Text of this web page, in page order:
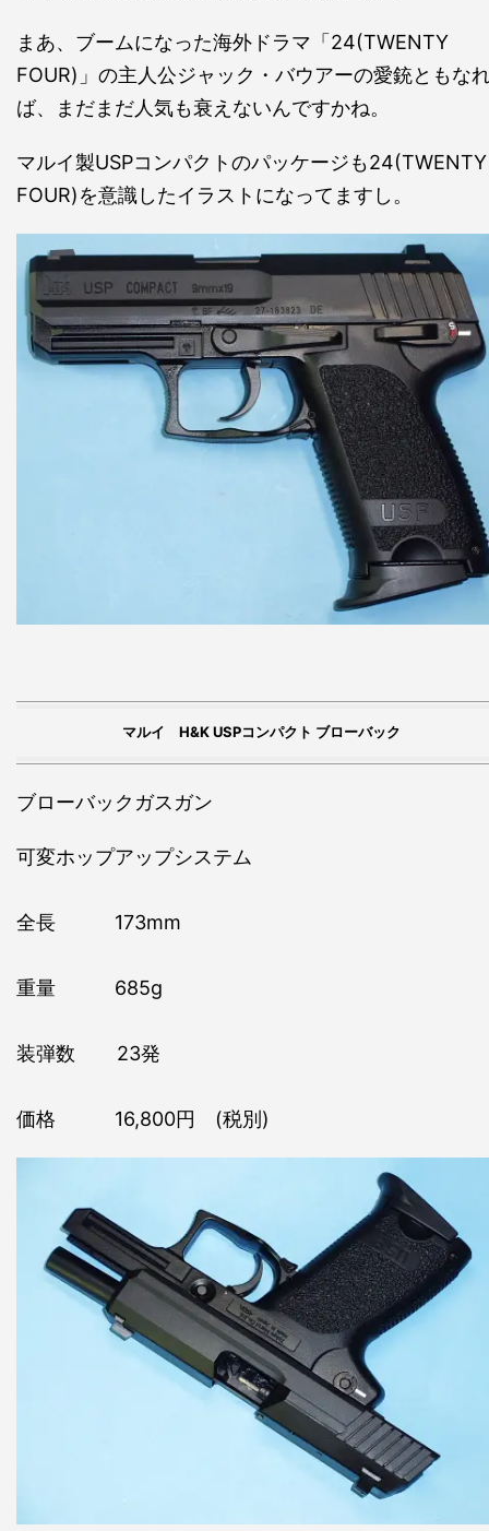
まあ、ブームになった海外ドラマ「24(TWENTY
FOUR)」の主人公ジャック・バウアーの愛銃ともな
ば、まだまだ人気も衰えないんですかね。
マルイ製USPコンパクトのパッケージも24(TWENTY
FOUR)を意識したイラストになってますし。
マルイ H&K USPコンパクト ブローバック
ブローバックガスガン
可変ホップアップシステム
全長 173mm
重量 685g
装弾数 23発
価格 16,800円 (税別)